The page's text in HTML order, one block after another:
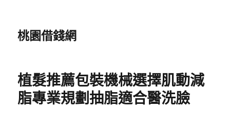
桃園借錢網
植髮推薦包裝機械選擇肌動減
脂專業規劃抽脂適合醫洗臉